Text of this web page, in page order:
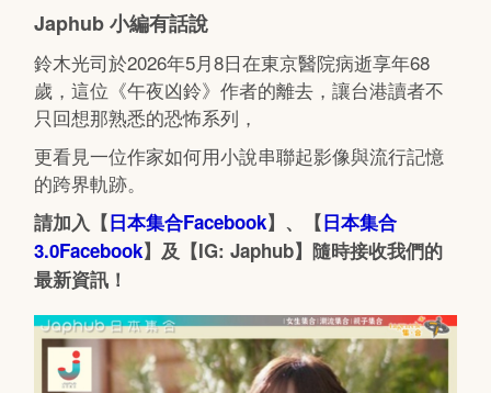
Japhub 小編有話說
鈴木光司於2026年5月8日在東京醫院病逝享年68
歲，這位《午夜凶鈴》作者的離去，讓台港讀者不
只回想那熟悉的恐怖系列，
更看見一位作家如何用小說串聯起影像與流行記憶
的跨界軌跡。
請加入【日本集合Facebook】、【日本集合
3.0Facebook】及【IG: Japhub】隨時接收我們的
最新資訊！